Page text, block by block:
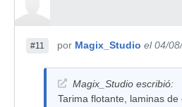
#11 por Magix_Studio el 04/
Magix_Studio escribió:
Tarima flotante, laminas de